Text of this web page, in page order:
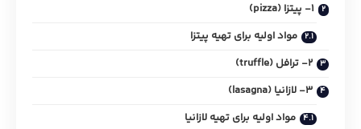
1- پیتزا (pizza)
مواد اولیه برای تهیه پیتزا
2- ترافل (truffle)
3- لازانیا (lasagna)
مواد اولیه برای تهیه لازانیا